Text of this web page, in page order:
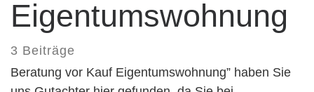
Eigentumswohnung
3 Beiträge
Beratung vor Kauf Eigentumswohnung” haben Sie